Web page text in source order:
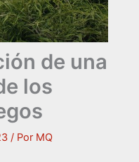
de una
los
/ Por MQ